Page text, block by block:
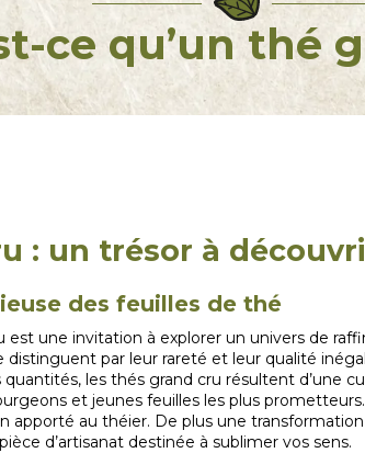
ce qu’un thé
: un trésor à
des feuilles de thé
une invitation à explorer un univers de
distinguent par leur rareté et leur qualité
les thés grand cru résultent d’une
et jeunes feuilles les plus
apporté au théier. De plus une
d’artisanat destinée à sublimer vos sens.